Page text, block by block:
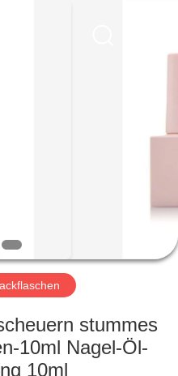
stummes
10ml Nagel-Öl-
10ml